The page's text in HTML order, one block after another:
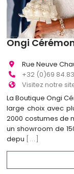
Ongi
Rue Neuve
+32 (0)69
Visitez notre
La Boutique Ongi
large choix avec
2000 costumes de
un showroom de
depu [...]